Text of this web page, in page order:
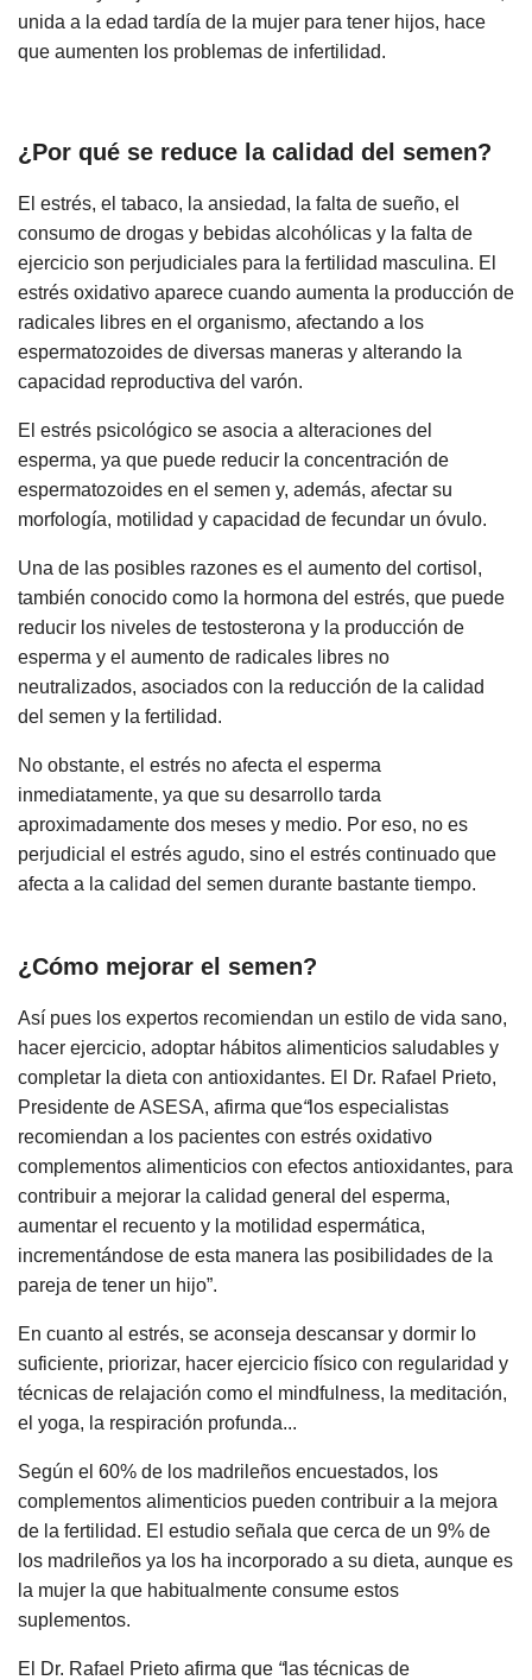
unida a la edad tardía de la mujer para tener hijos, hace
que aumenten los problemas de infertilidad.
¿Por qué se reduce la calidad del semen?
El estrés, el tabaco, la ansiedad, la falta de sueño, el
consumo de drogas y bebidas alcohólicas y la falta de
ejercicio son perjudiciales para la fertilidad masculina. El
estrés oxidativo aparece cuando aumenta la producción de
radicales libres en el organismo, afectando a los
espermatozoides de diversas maneras y alterando la
capacidad reproductiva del varón.
El estrés psicológico se asocia a alteraciones del
esperma, ya que puede reducir la concentración de
espermatozoides en el semen y, además, afectar su
morfología, motilidad y capacidad de fecundar un óvulo.
Una de las posibles razones es el aumento del cortisol,
también conocido como la hormona del estrés, que puede
reducir los niveles de testosterona y la producción de
esperma y el aumento de radicales libres no
neutralizados, asociados con la reducción de la calidad
del semen y la fertilidad.
No obstante, el estrés no afecta el esperma
inmediatamente, ya que su desarrollo tarda
aproximadamente dos meses y medio. Por eso, no es
perjudicial el estrés agudo, sino el estrés continuado que
afecta a la calidad del semen durante bastante tiempo.
¿Cómo mejorar el semen?
Así pues los expertos recomiendan un estilo de vida sano,
hacer ejercicio, adoptar hábitos alimenticios saludables y
completar la dieta con antioxidantes. El Dr. Rafael Prieto,
Presidente de ASESA, afirma que“los especialistas
recomiendan a los pacientes con estrés oxidativo
complementos alimenticios con efectos antioxidantes, para
contribuir a mejorar la calidad general del esperma,
aumentar el recuento y la motilidad espermática,
incrementándose de esta manera las posibilidades de la
pareja de tener un hijo”.
En cuanto al estrés, se aconseja descansar y dormir lo
suficiente, priorizar, hacer ejercicio físico con regularidad y
técnicas de relajación como el mindfulness, la meditación,
el yoga, la respiración profunda...
Según el 60% de los madrileños encuestados, los
complementos alimenticios pueden contribuir a la mejora
de la fertilidad. El estudio señala que cerca de un 9% de
los madrileños ya los ha incorporado a su dieta, aunque es
la mujer la que habitualmente consume estos
suplementos.
El Dr. Rafael Prieto afirma que “las técnicas de